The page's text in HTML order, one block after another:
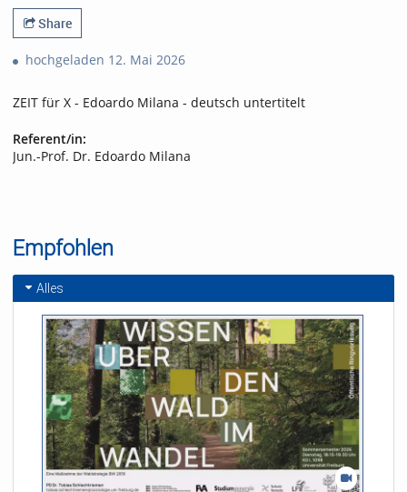
Share
hochgeladen 12. Mai 2026
ZEIT für X - Edoardo Milana - deutsch untertitelt
Referent/in:
Jun.-Prof. Dr. Edoardo Milana
Empfohlen
Alles